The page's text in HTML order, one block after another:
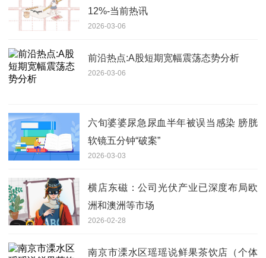
12%-当前热讯
2026-03-06
前沿热点:A股短期宽幅震荡态势分析
2026-03-06
六旬婆婆尿急尿血半年被误当感染 膀胱
软镜五分钟“破案”
2026-03-03
横店东磁：公司光伏产业已深度布局欧
洲和澳洲等市场
2026-02-28
南京市溧水区瑶瑶说鲜果茶饮店（个体